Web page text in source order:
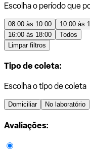
Escolha o período que
08:00 às 10:00 10:00 às
16:00 às 18:00
Todos
Limpar filtros
Tipo de coleta:
Escolha o tipo de coleta
Domiciliar No laboratório
Avaliações: